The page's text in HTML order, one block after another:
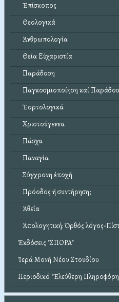
Ἐπίσκοπος
Θεολογικά
Ἀνθρωπολογία
Θεία Εὐχαριστία
Παράδοση
Παγκοσμιοποίηση καί
Ἑορτολογικά
Χριστούγεννα
Πάσχα
Παναγία
Σύγχρονη ἐποχή
Πρόοδος ἤ συντήρηση;
Ἀθεΐα
Ἀπολογητική: Ὀρθός λόγος-
Ἐκδόσεις "ΣΠΟΡΑ"
Ἱερά Μονή Νέου Στουδίου
Περιοδικό "Ἐλεύθερη